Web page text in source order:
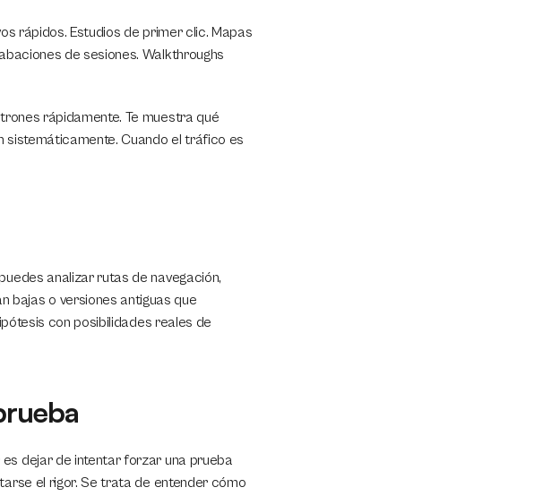
rápidos. Estudios de primer clic. Mapas
de sesiones. Walkthroughs
rápidamente. Te muestra qué
sistemáticamente. Cuando el tráfico es
analizar rutas de navegación,
bajas o versiones antiguas que
con posibilidades reales de
dejar de intentar forzar una prueba
el rigor. Se trata de entender cómo